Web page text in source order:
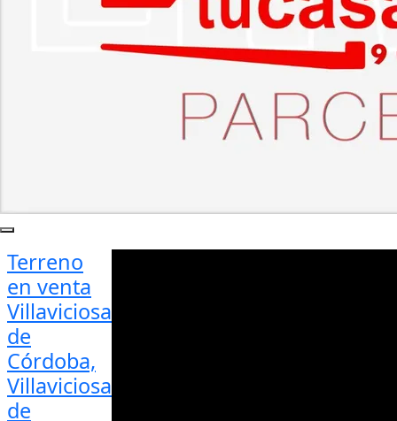
Terreno
en venta
Villaviciosa
de
Córdoba,
Villaviciosa
de